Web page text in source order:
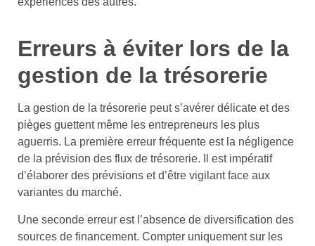
Erreurs à éviter lors de la
gestion de la trésorerie
La gestion de la trésorerie peut s’avérer délicate et des
pièges guettent même les entrepreneurs les plus
aguerris. La première erreur fréquente est la négligence
de la prévision des flux de trésorerie. Il est impératif
d’élaborer des prévisions et d’être vigilant face aux
variantes du marché.
Une seconde erreur est l’absence de diversification des
sources de financement. Compter uniquement sur les